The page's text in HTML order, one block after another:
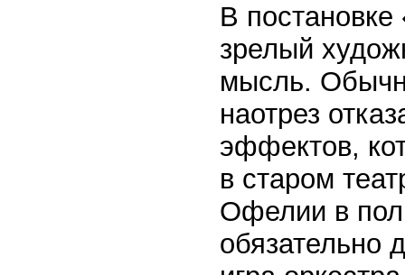
В
зрелый
мысль.
наотрез
эффектов,
в старом
Офелии в
обязательно